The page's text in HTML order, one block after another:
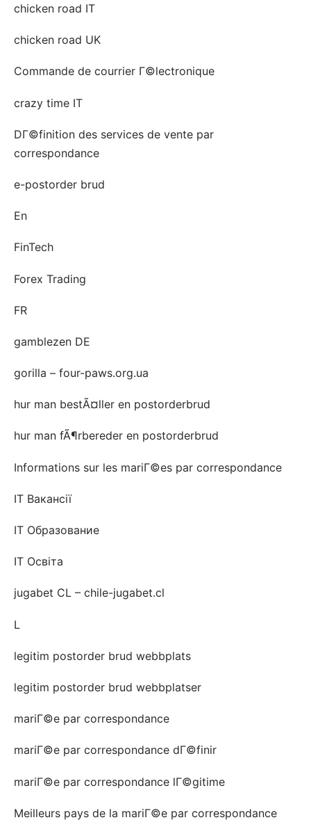
chicken road IT
chicken road UK
Commande de courrier Г©lectronique
crazy time IT
DГ©finition des services de vente par
correspondance
e-postorder brud
En
FinTech
Forex Trading
FR
gamblezen DE
gorilla – four-paws.org.ua
hur man bestÃ¤ller en postorderbrud
hur man fÃ¶rbereder en postorderbrud
Informations sur les mariГ©es par correspondance
IT Вакансії
IT Образование
IT Освіта
jugabet CL – chile-jugabet.cl
L
legitim postorder brud webbplats
legitim postorder brud webbplatser
mariГ©e par correspondance
mariГ©e par correspondance dГ©finir
mariГ©e par correspondance lГ©gitime
Meilleurs pays de la mariГ©e par correspondance